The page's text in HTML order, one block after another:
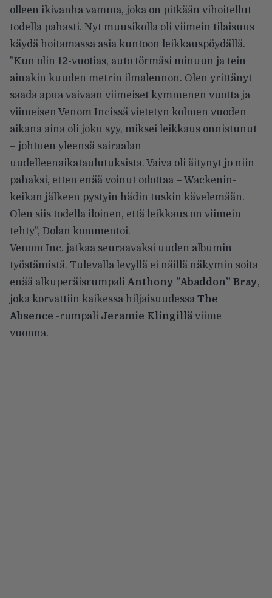
olleen ikivanha vamma, joka on pitkään vihoitellut
todella pahasti. Nyt muusikolla oli viimein tilaisuus
käydä hoitamassa asia kuntoon leikkauspöydällä.
”Kun olin 12-vuotias, auto törmäsi minuun ja tein
ainakin kuuden metrin ilmalennon. Olen yrittänyt
saada apua vaivaan viimeiset kymmenen vuotta ja
viimeisen Venom Incissä vietetyn kolmen vuoden
aikana aina oli joku syy, miksei leikkaus onnistunut
– johtuen yleensä sairaalan
uudelleenaikataulutuksista. Vaiva oli äitynyt jo niin
pahaksi, etten enää voinut odottaa – Wackenin-
keikan jälkeen pystyin hädin tuskin kävelemään.
Olen siis todella iloinen, että leikkaus on viimein
tehty”, Dolan kommentoi.
Venom Inc. jatkaa seuraavaksi uuden albumin
työstämistä. Tulevalla levyllä ei näillä näkymin soita
enää alkuperäisrumpali Anthony ”Abaddon” Bray,
joka korvattiin kaikessa hiljaisuudessa The
Absence -rumpali Jeramie Klingillä viime
vuonna.